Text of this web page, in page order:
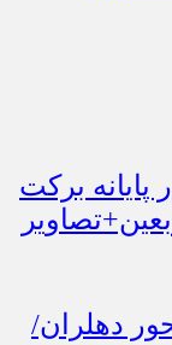
در پایانه برکت
دهلران/